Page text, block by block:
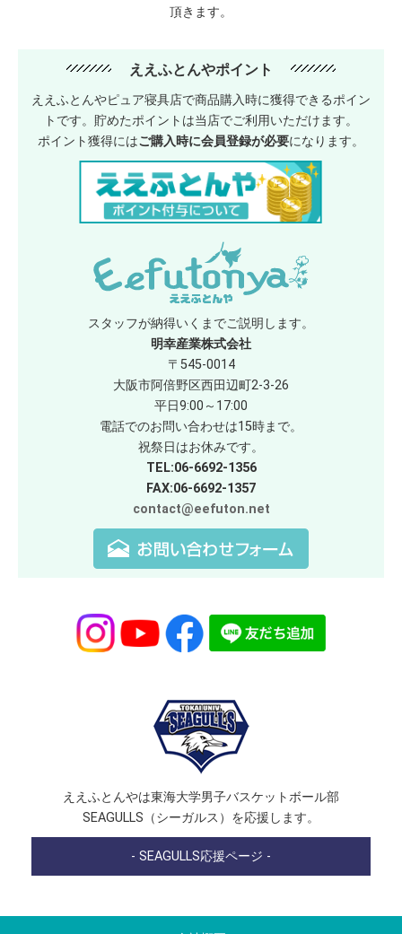
頂きます。
ええふとんやポイント
ええふとんやピュア寝具店で商品購入時に獲得できるポイン
トです。貯めたポイントは当店でご利用いただけます。
ポイント獲得にはご購入時に会員登録が必要になります。
スタッフが納得いくまでご説明します。
明幸産業株式会社
〒545-0014
大阪市阿倍野区西田辺町2-3-26
平日9:00～17:00
電話でのお問い合わせは15時まで。
祝祭日はお休みです。
TEL:06-6692-1356
FAX:06-6692-1357
contact@eefuton.net
ええふとんやは東海大学男子バスケットボール部
SEAGULLS（シーガルス）を応援します。
- SEAGULLS応援ページ -